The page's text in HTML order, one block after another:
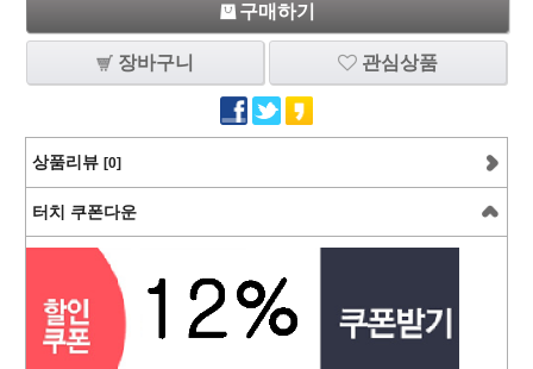
구매하기
장바구니 관심상품
상품리뷰 [0]
터치 쿠폰다운